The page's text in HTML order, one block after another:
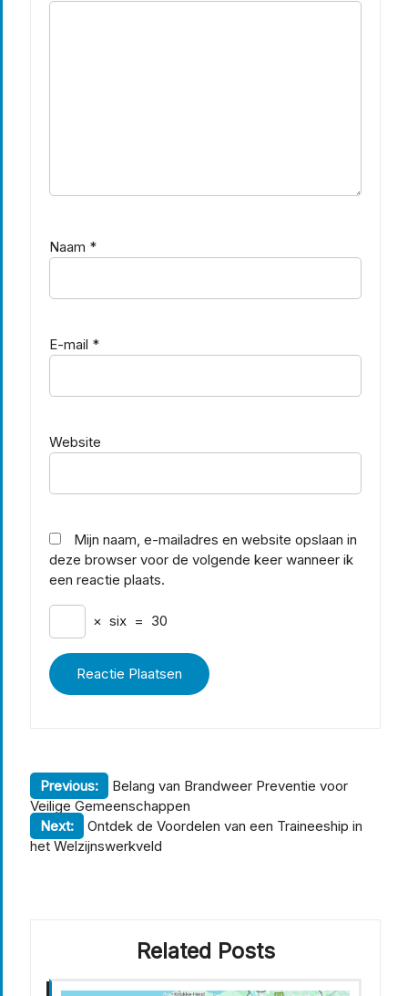
Naam *
E-mail *
Website
Mijn naam, e-mailadres en website opslaan in
deze browser voor de volgende keer wanneer ik
een reactie plaats.
× six = 30
Berichtnavigatie
Previous:
Belang van Brandweer Preventie voor
Veilige Gemeenschappen
Next:
Ontdek de Voordelen van een Traineeship in
het Welzijnswerkveld
Related Posts